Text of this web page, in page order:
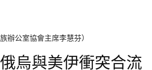
辦公室協會主席李慧芬）
烏與美伊衝突合流